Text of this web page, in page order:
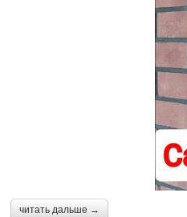
читать дальше →